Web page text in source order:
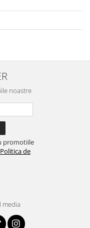
noastre
promotiile
Politica de
media